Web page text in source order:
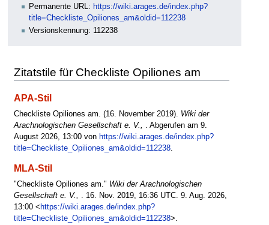
Permanente URL: https://wiki.arages.de/index.php?
title=Checkliste_Opiliones_am&oldid=112238
Versionskennung: 112238
Zitatstile für Checkliste Opiliones am
APA-Stil
Checkliste Opiliones am. (16. November 2019). Wiki der
Arachnologischen Gesellschaft e. V., . Abgerufen am 9.
August 2026, 13:00 von https://wiki.arages.de/index.php?
title=Checkliste_Opiliones_am&oldid=112238.
MLA-Stil
"Checkliste Opiliones am." Wiki der Arachnologischen
Gesellschaft e. V., . 16. Nov. 2019, 16:36 UTC. 9. Aug. 2026,
13:00 < https://wiki.arages.de/index.php?
title=Checkliste_Opiliones_am&oldid=112238>.